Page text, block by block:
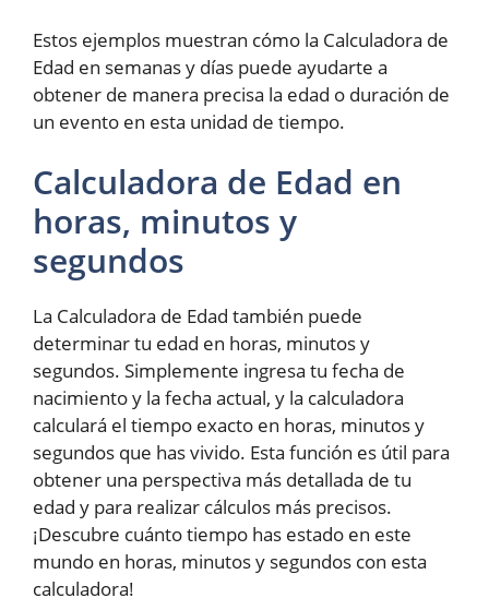
Estos ejemplos muestran cómo la Calculadora de
Edad en semanas y días puede ayudarte a
obtener de manera precisa la edad o duración de
un evento en esta unidad de tiempo.
Calculadora de Edad en
horas, minutos y
segundos
La Calculadora de Edad también puede
determinar tu edad en horas, minutos y
segundos. Simplemente ingresa tu fecha de
nacimiento y la fecha actual, y la calculadora
calculará el tiempo exacto en horas, minutos y
segundos que has vivido. Esta función es útil para
obtener una perspectiva más detallada de tu
edad y para realizar cálculos más precisos.
¡Descubre cuánto tiempo has estado en este
mundo en horas, minutos y segundos con esta
calculadora!